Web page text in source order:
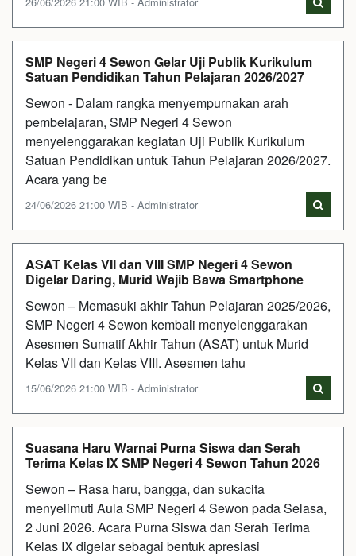
SMP Negeri 4 Sewon Gelar Uji Publik Kurikulum
Satuan Pendidikan Tahun Pelajaran 2026/2027
Sewon - Dalam rangka menyempurnakan arah
pembelajaran, SMP Negeri 4 Sewon
menyelenggarakan kegiatan Uji Publik Kurikulum
Satuan Pendidikan untuk Tahun Pelajaran 2026/2027.
Acara yang be
24/06/2026 21:00 WIB - Administrator
ASAT Kelas VII dan VIII SMP Negeri 4 Sewon
Digelar Daring, Murid Wajib Bawa Smartphone
Sewon – Memasuki akhir Tahun Pelajaran 2025/2026,
SMP Negeri 4 Sewon kembali menyelenggarakan
Asesmen Sumatif Akhir Tahun (ASAT) untuk Murid
Kelas VII dan Kelas VIII. Asesmen tahu
15/06/2026 21:00 WIB - Administrator
Suasana Haru Warnai Purna Siswa dan Serah
Terima Kelas IX SMP Negeri 4 Sewon Tahun 2026
Sewon – Rasa haru, bangga, dan sukacita
menyelimuti Aula SMP Negeri 4 Sewon pada Selasa,
2 Juni 2026. Acara Purna Siswa dan Serah Terima
Kelas IX digelar sebagai bentuk apresiasi